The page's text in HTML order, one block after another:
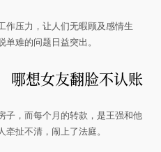
作压力，让人们无暇顾及感情生
难的问题日益突出。
想女友翻脸不认账
子，而每个月的转款，是王强和他
扯不清，闹上了法庭。